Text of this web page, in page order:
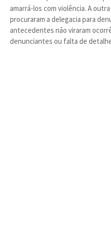
amarrá-los com violência. A
procuraram a delegacia para
antecedentes não viraram
denunciantes ou falta de